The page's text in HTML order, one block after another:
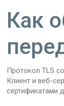
Как
Протокол TLS
Клиент и веб-
сертификатами